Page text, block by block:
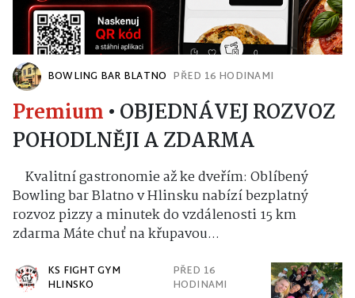
BOWLING BAR BLATNO PŘED 16 HODINAMI
Premium • OBJEDNÁVEJ ROZVOZ
POHODLNĚJI A ZDARMA
Kvalitní gastronomie až ke dveřím: Oblíbený
Bowling bar Blatno v Hlinsku nabízí bezplatný
rozvoz pizzy a minutek do vzdálenosti 15 km
zdarma Máte chuť na křupavou...
KS FIGHT GYM
HLINSKO
PŘED 16
HODINAMI